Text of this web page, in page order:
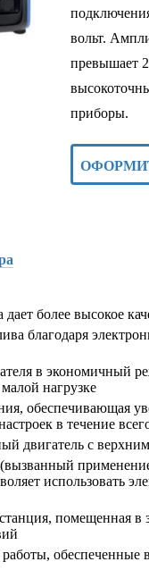
вольт.
превышает
приборы.
дает более высокое
благодаря
в экономичный
нагрузке
обеспечивающая
в течение
двигатель с
использовать
обеспеченные